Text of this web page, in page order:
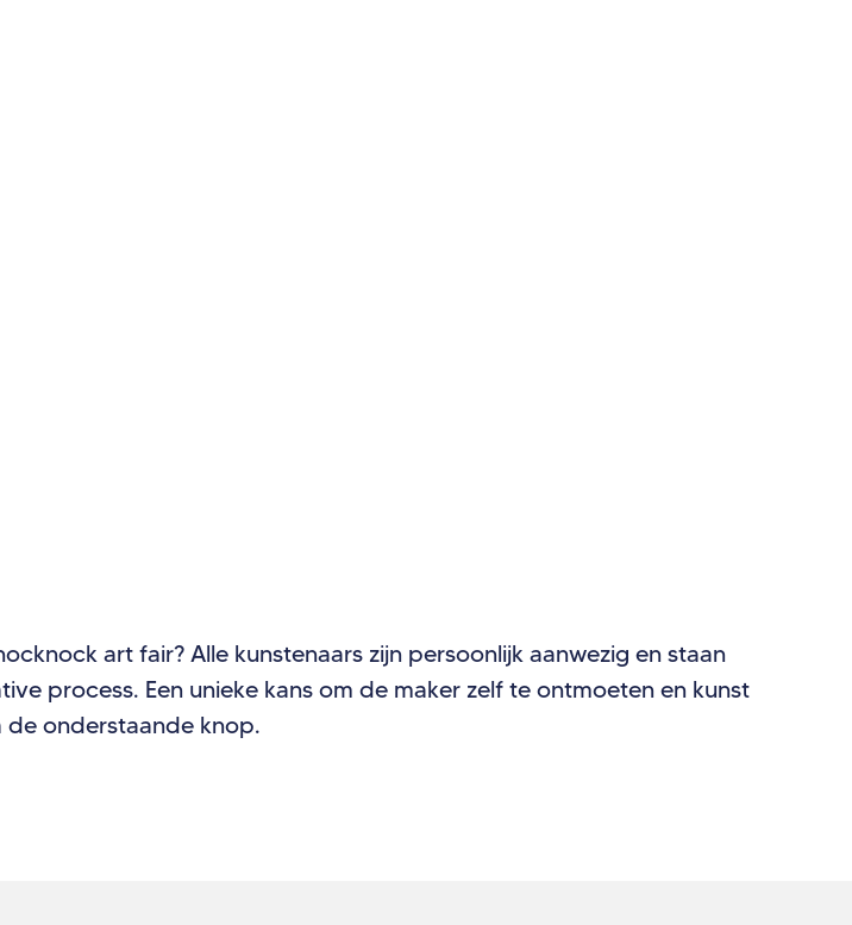
art fair? Alle kunstenaars zijn persoonlijk aanwezig en staan
process. Een unieke kans om de maker zelf te ontmoeten en kunst
de onderstaande knop.